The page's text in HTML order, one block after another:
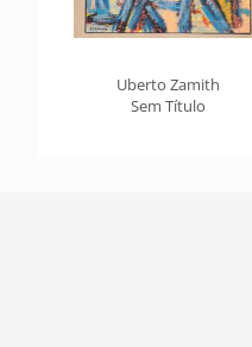
Uberto Zamith
Sem Título